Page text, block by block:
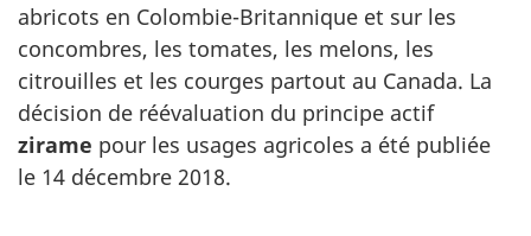
abricots en Colombie-Britannique et sur les
concombres, les tomates, les melons, les
citrouilles et les courges partout au Canada. La
décision de réévaluation du principe actif
zirame pour les usages agricoles a été publiée
le 14 décembre 2018.